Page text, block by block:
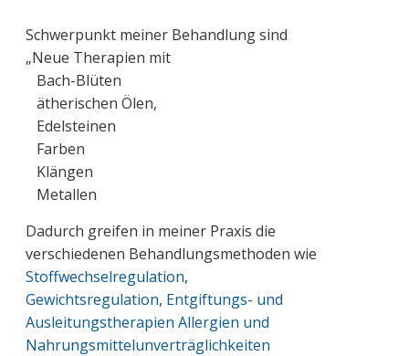
Schwerpunkt meiner Behandlung sind
„Neue Therapien mit
Bach-Blüten
ätherischen Ölen,
Edelsteinen
Farben
Klängen
Metallen
Dadurch greifen in meiner Praxis die
verschiedenen Behandlungsmethoden wie
Stoffwechselregulation,
Gewichtsregulation, Entgiftungs- und
Ausleitungstherapien Allergien und
Nahrungsmittelunverträglichkeiten